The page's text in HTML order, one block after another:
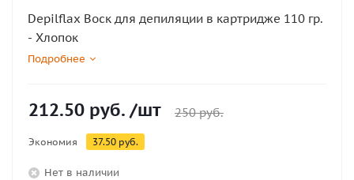
Depilflax Воск для депиляции в картридже 110 гр.
- Хлопок
Подробнее
212.50 руб. /шт 250руб.
Экономия 37.50 руб.
Нет в наличии